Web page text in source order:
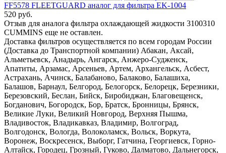
FF5578 FLEETGUARD аналог для фильтра EK-1004
520 руб.
Отзыв для аналога фильтра охлаждающей жидкости 3100310
CUMMINS еще не оставлен.
Доставка фильтров осуществляется по всем городам России
(Доставка до Транспортной компании) Абакан, Аксай,
Альметьевск, Анадырь, Ангарск, Анжеро-Судженск,
Апатиты, Арзамас, Арсеньев, Артем, Архангельск, Асбест,
Астрахань, Ачинск, Балабаново, Балаково, Балашиха,
Балашов, Барнаул, Белгород, Белогорск, Белорецк, Березники,
Березовский, Беслан, Бийск, Биробиджан, Благовещенск,
Богданович, Богородск, Бор, Братск, Бронницы, Брянск,
Великие Луки, Великий Новгород, Верхняя Пышма,
Владивосток, Владикавказ, Владимир, Волгоград,
Волгодонск, Вологда, Волоколамск, Вольск, Воркута,
Воронеж, Воскресенск, Выборг, Гатчина, Георгиевск, Горно-
Алтайск, Городец, Грозный, Гуково, Далматово, Дальнегорск,